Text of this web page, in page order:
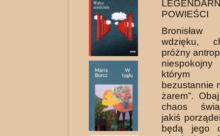
POWIEŚCI
wdzięku,
próżny
którym
bezustannie
żarem”.
chaos
jakiś
będą jego